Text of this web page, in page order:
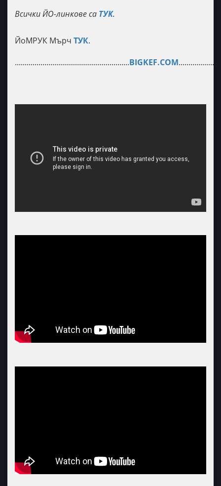
Всички ЙО-линкове са ТУК.
ЙоМРУК Мърч ТУК.
..........................................................BIGKEF.COM